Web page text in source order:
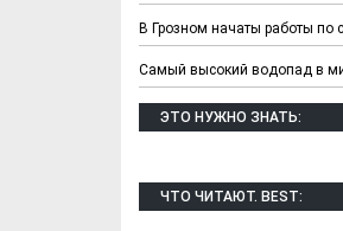
В Грозном начаты работы по
Самый высокий водопад в
ЭТО НУЖНО ЗНАТЬ:
ЧТО ЧИТАЮТ. BEST: